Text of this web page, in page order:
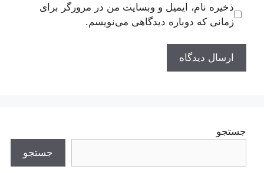
ذخیره نام، ایمیل و وبسایت من در مرورگر برای
زمانی که دوباره دیدگاهی می‌نویسم.
جستجو
جستجو